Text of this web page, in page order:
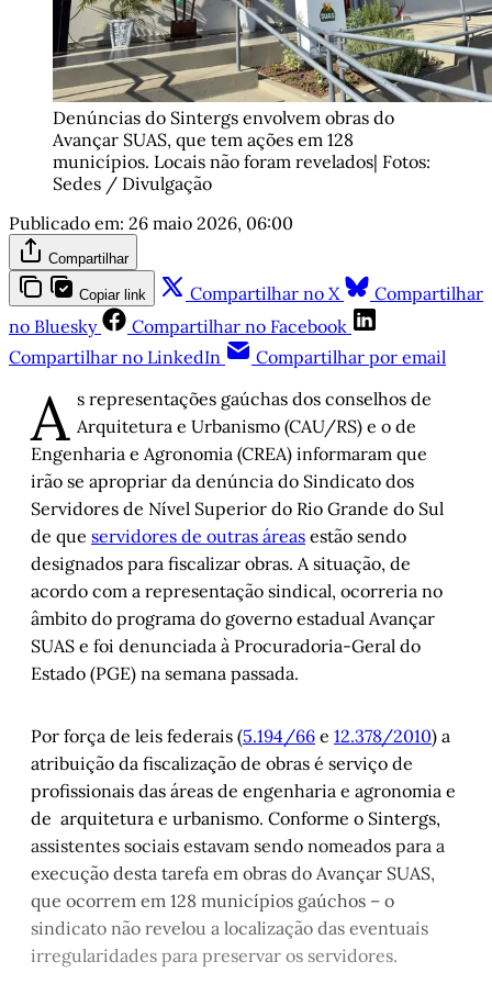
Denúncias do Sintergs envolvem obras do
Avançar SUAS, que tem ações em 128
municípios. Locais não foram revelados| Fotos:
Sedes / Divulgação
Publicado em: 26 maio 2026, 06:00
Compartilhar
Copiar link Compartilhar no X
Compartilhar
no Bluesky
Compartilhar no Facebook
Compartilhar no LinkedIn
Compartilhar por email
A s representações gaúchas dos conselhos de
Arquitetura e Urbanismo (CAU/RS) e o de
Engenharia e Agronomia (CREA) informaram que
irão se apropriar da denúncia do Sindicato dos
Servidores de Nível Superior do Rio Grande do Sul
de que servidores de outras áreas estão sendo
designados para fiscalizar obras. A situação, de
acordo com a representação sindical, ocorreria no
âmbito do programa do governo estadual Avançar
SUAS e foi denunciada à Procuradoria-Geral do
Estado (PGE) na semana passada.
Por força de leis federais (5.194/66 e 12.378/2010) a
atribuição da fiscalização de obras é serviço de
profissionais das áreas de engenharia e agronomia e
de arquitetura e urbanismo. Conforme o Sintergs,
assistentes sociais estavam sendo nomeados para a
execução desta tarefa em obras do Avançar SUAS,
que ocorrem em 128 municípios gaúchos – o
sindicato não revelou a localização das eventuais
irregularidades para preservar os servidores.